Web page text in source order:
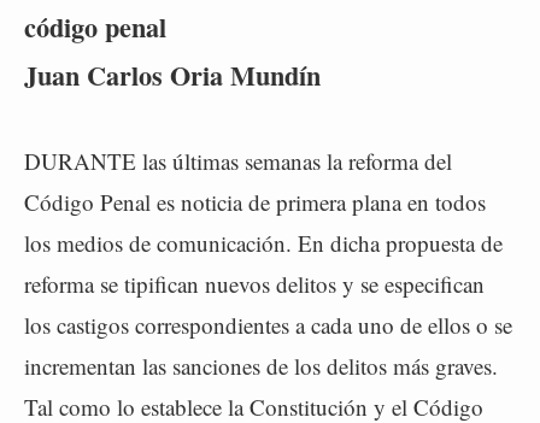
código penal
Juan Carlos Oria Mundín
DURANTE las últimas semanas la reforma del
Código Penal es noticia de primera plana en todos
los medios de comunicación. En dicha propuesta de
reforma se tipifican nuevos delitos y se especifican
los castigos correspondientes a cada uno de ellos o se
incrementan las sanciones de los delitos más graves.
Tal como lo establece la Constitución y el Código